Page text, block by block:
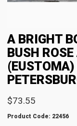
A BRIGHT
BUSH
(EUSTOMA)
$73.55
Product Code: 22456